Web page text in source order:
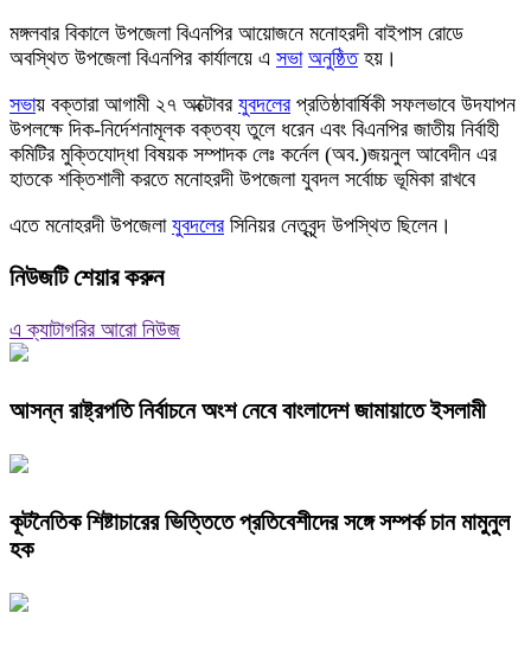
মঙ্গলবার বিকালে উপজেলা বিএনপির আয়োজনে মনোহরদী বাইপাস রোডে
অবস্থিত উপজেলা বিএনপির কার্যালয়ে এ সভা অনুষ্ঠিতহয়।
সভায় বক্তারা আগামী ২৭ অক্টোবর যুবদলেরপ্রতিষ্ঠাবার্ষিকী সফলভাবে উদযাপন
উপলক্ষে দিক-নির্দেশনামূলক বক্তব্য তুলে ধরেন এবং বিএনপির জাতীয় নির্বাহী
কমিটির মুক্তিযোদ্ধা বিষয়ক সম্পাদক লেঃ কর্নেল (অব.)জয়নুল আবেদীন এর
হাতকে শক্তিশালী করতে মনোহরদী উপজেলা যুবদল সর্বোচ্চ ভূমিকা রাখবে
এতে মনোহরদী উপজেলা যুবদলেরসিনিয়র নেতৃবৃন্দ উপস্থিত ছিলেন।
নিউজটি শেয়ার করুন
এ ক্যাটাগরির আরো নিউজ
আসন্ন রাষ্ট্রপতি নির্বাচনে অংশ নেবে বাংলাদেশ জামায়াতে ইসলামী
কূটনৈতিক শিষ্টাচারের ভিত্তিতে প্রতিবেশীদের সঙ্গে সম্পর্ক চান মামুনুল
হক